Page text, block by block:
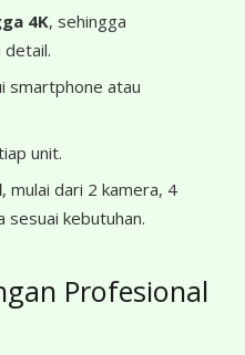
4K, sehingga
detail.
smartphone atau
unit.
, mulai dari 2 kamera, 4
sesuai kebutuhan.
Profesional